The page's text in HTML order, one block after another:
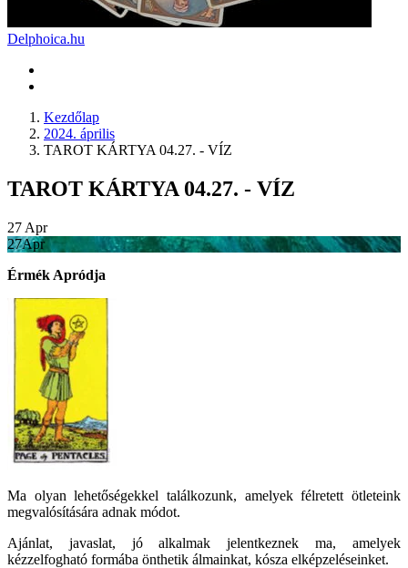
Delphoica.hu
Kezdőlap
2024. április
TAROT KÁRTYA 04.27. - VÍZ
TAROT KÁRTYA 04.27. - VÍZ
27 Apr
27Apr
Érmék Apródja
Ma olyan lehetőségekkel találkozunk, amelyek félretett ötleteink
megvalósítására adnak módot.
Ajánlat, javaslat, jó alkalmak jelentkeznek ma, amelyek
kézzelfogható formába önthetik álmainkat, kósza elképzeléseinket.